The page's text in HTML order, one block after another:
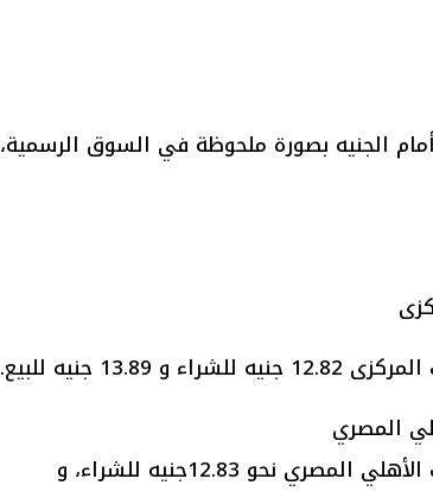
الجنيه بصورة ملحوظة في السوق الرسمية،
جنيه للبيع.
المصري
وصل سعر الريال القطري في البنك الأهلي المصري نحو 12.83جنيه للشراء، و